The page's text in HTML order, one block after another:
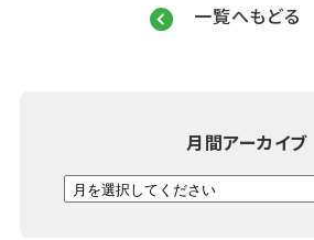
一覧へもどる
月間アーカイブ